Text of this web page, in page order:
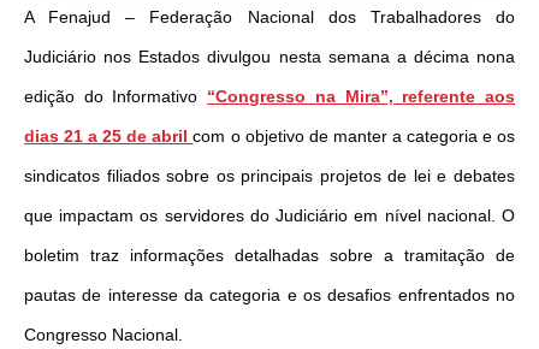
A Fenajud – Federação Nacional dos Trabalhadores do
Judiciário nos Estados divulgou nesta semana a décima nona
edição do Informativo “Congresso na Mira”, referente aos
dias 21 a 25 de abrilcom o objetivo de manter a categoria e os
sindicatos filiados sobre os principais projetos de lei e debates
que impactam os servidores do Judiciário em nível nacional. O
boletim traz informações detalhadas sobre a tramitação de
pautas de interesse da categoria e os desafios enfrentados no
Congresso Nacional.